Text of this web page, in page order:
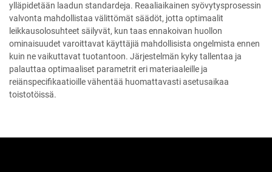
ylläpidetään laadun standardeja. Reaaliaikainen syövytysprosessin
valvonta mahdollistaa välittömät säädöt, jotta optimaalit
leikkausolosuhteet säilyvät, kun taas ennakoivan huollon
ominaisuudet varoittavat käyttäjiä mahdollisista ongelmista ennen
kuin ne vaikuttavat tuotantoon. Järjestelmän kyky tallentaa ja
palauttaa optimaaliset parametrit eri materiaaleille ja
reiänspecifikaatioille vähentää huomattavasti asetusaikaa
toistotöissä.